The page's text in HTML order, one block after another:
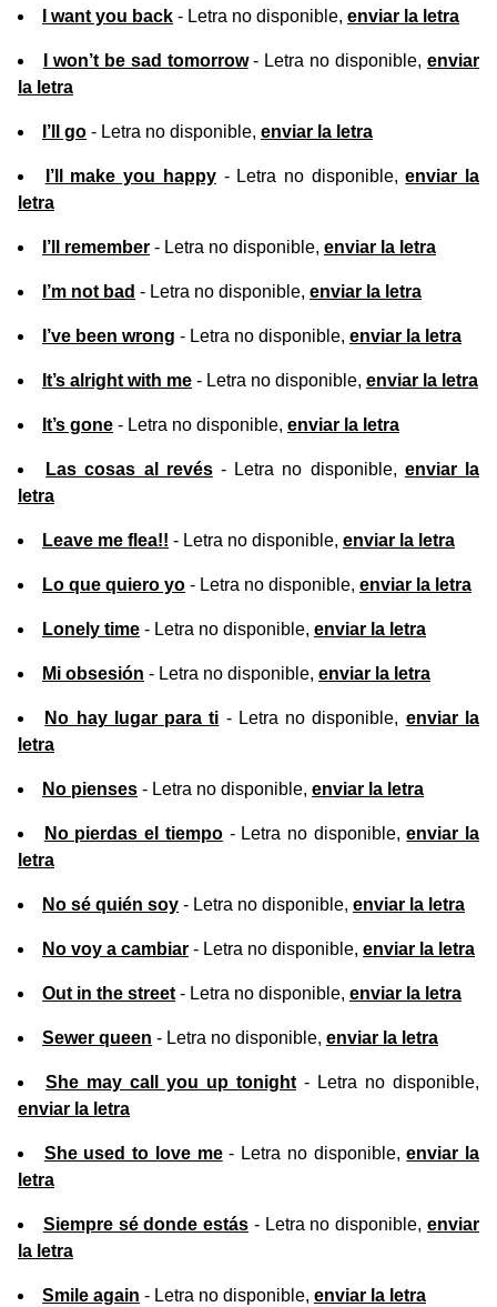
I want you back - Letra no disponible, enviar la letra
I won’t be sad tomorrow- Letra no disponible,enviar
la letra
I’ll go - Letra no disponible, enviar la letra
I’ll make you happy- Letra no disponible,enviar la
letra
I’ll remember - Letra no disponible, enviar la letra
I’m not bad - Letra no disponible, enviar la letra
I’ve been wrong - Letra no disponible, enviar la letra
It’s alright with me - Letra no disponible, enviar la letra
It’s gone - Letra no disponible, enviar la letra
Las cosas al revés- Letra no disponible, enviar la
letra
Leave me flea!! - Letra no disponible, enviar la letra
Lo que quiero yo - Letra no disponible, enviar la letra
Lonely time - Letra no disponible, enviar la letra
Mi obsesión - Letra no disponible, enviar la letra
No hay lugar para ti - Letra no disponible, enviar la
letra
No pienses - Letra no disponible, enviar la letra
No pierdas el tiempo- Letra no disponible,enviar la
letra
No sé quién soy - Letra no disponible, enviar la letra
No voy a cambiar - Letra no disponible, enviar la letra
Out in the street - Letra no disponible, enviar la letra
Sewer queen - Letra no disponible, enviar la letra
She may call you up tonight - Letra no disponible,
enviar la letra
She used to love me- Letra no disponible,enviar la
letra
Siempre sé donde estás - Letra no disponible,enviar
la letra
Smile again - Letra no disponible, enviar la letra